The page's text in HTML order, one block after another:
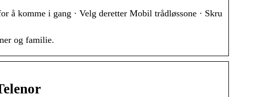
å komme i gang · Velg deretter Mobil trådløssone · Skru
og familie.